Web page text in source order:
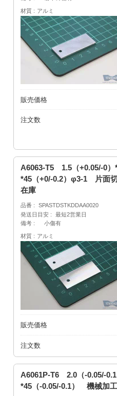
材質 アルミ
販売価格
注文数
A6063-T5 1.5（+0.05/-0）
*45（+0/-0.2）φ3-1 片面
在庫
品番
SPASTDSTKDDAA0020
発送日目安
最短2営業日
備考
小傷有
材質 アルミ
販売価格
注文数
A6061P-T6 2.0（-0.05/-0.1
*45（-0.05/-0.1） 機械加